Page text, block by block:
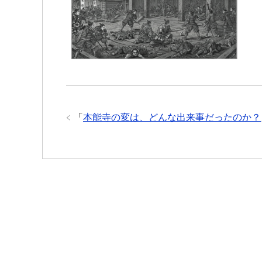
b
o
o
k
t
e
r
a
g
e
s
A
p
p
e
n
g
e
n
a
e
t
a
t
「 本能寺の変は、どんな出来事だったのか？